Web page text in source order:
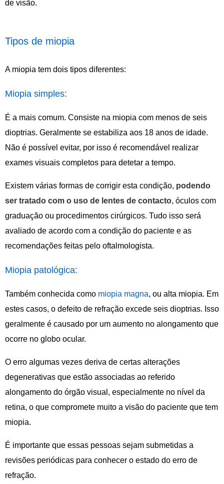
de visão.
Tipos de miopia
A miopia tem dois tipos diferentes:
Miopia simples:
É a mais comum. Consiste na miopia com menos de seis
dioptrias. Geralmente se estabiliza aos 18 anos de idade.
Não é possível evitar, por isso é recomendável realizar
exames visuais completos para detetar a tempo.
Existem várias formas de corrigir esta condição, podendo
ser tratado com o uso de lentes de contacto, óculos com
graduação ou procedimentos cirúrgicos. Tudo isso será
avaliado de acordo com a condição do paciente e as
recomendações feitas pelo oftalmologista.
Miopia patológica:
Também conhecida como miopia magna, ou alta miopia. Em
estes casos, o defeito de refração excede seis dioptrias. Isso
geralmente é causado por um aumento no alongamento que
ocorre no globo ocular.
O erro algumas vezes deriva de certas alterações
degenerativas que estão associadas ao referido
alongamento do órgão visual, especialmente no nível da
retina, o que compromete muito a visão do paciente que tem
miopia.
É importante que essas pessoas sejam submetidas a
revisões periódicas para conhecer o estado do erro de
refração.